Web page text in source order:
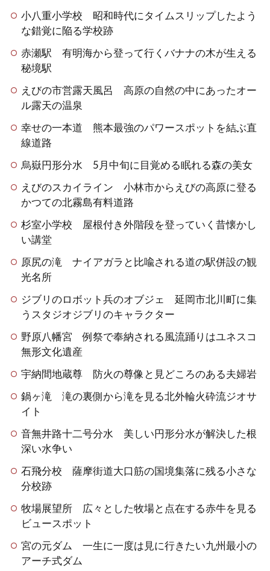
小八重小学校 昭和時代にタイムスリップしたよう
な錯覚に陥る学校跡
赤瀬駅 有明海から登って行くバナナの木が生える
秘境駅
えびの市営露天風呂 高原の自然の中にあったオー
ル露天の温泉
幸せの一本道 熊本最強のパワースポットを結ぶ直
線道路
烏嶽円形分水 5月中旬に目覚める眠れる森の美女
えびのスカイライン 小林市からえびの高原に登る
かつての北霧島有料道路
杉室小学校 屋根付き外階段を登っていく昔懐かし
い講堂
原尻の滝 ナイアガラと比喩される道の駅併設の観
光名所
ジブリのロボット兵のオブジェ 延岡市北川町に集
うスタジオジブリのキャラクター
野原八幡宮 例祭で奉納される風流踊りはユネスコ
無形文化遺産
宇納間地蔵尊 防火の尊像と見どころのある夫婦岩
鍋ヶ滝 滝の裏側から滝を見る北外輪火砕流ジオサ
イト
音無井路十二号分水 美しい円形分水が解決した根
深い水争い
石飛分校 薩摩街道大口筋の国境集落に残る小さな
分校跡
牧場展望所 広々とした牧場と点在する赤牛を見る
ビュースポット
宮の元ダム 一生に一度は見に行きたい九州最小の
アーチ式ダム